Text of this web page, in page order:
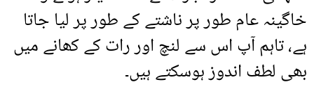
خاگینہ عام طور پر ناشتے کے طور پر لیا جاتا
ہے، تاہم آپ اس سے لنچ اور رات کے کھانے میں
بھی لطف اندوز ہوسکتے ہیں۔